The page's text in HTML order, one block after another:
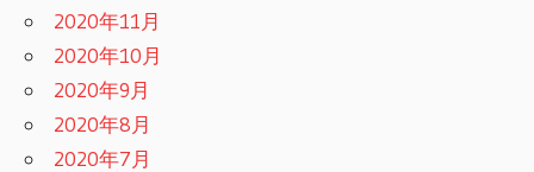
2020年11月
2020年10月
2020年9月
2020年8月
2020年7月